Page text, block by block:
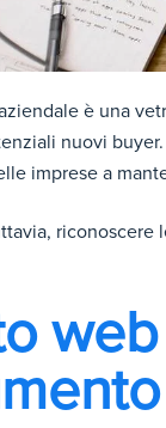
è una
nuovi
imprese a
riconoscere